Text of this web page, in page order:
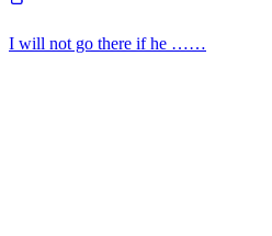
I will not go there if he ……